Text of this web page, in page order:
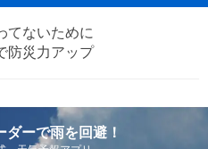
てないために
防災力アップ
ダーで雨を回避！